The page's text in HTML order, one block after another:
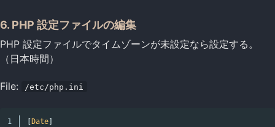
6. PHP 設定ファイルの編集
PHP 設定ファイルでタイムゾーンが未設定なら設定する。
（日本時間）
File: /etc/php.ini
1
[Date]